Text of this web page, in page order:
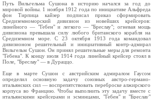
Путь Вильгельма Сушона в историю начался за год до
мировой войны. 1 ноября 1912 года по инициативе Альфреда
фон Тирпица кайзер подписал приказ сформировать
Средиземноморский дивизион из новейших крейсеров:
линейного — "Гебен" и легкого — "Бреслау"; огневая мощь
дивизиона превышала силу любого британского корабля на
Средиземном море. С 23 октября 1913 года командовал
дивизионом решительный и инициативный контр-адмирал
Вильгельм Сушон. Он принял решительные меры для ремонта
"Гебена". К концу июля 1914 года линейный крейсер стоял в
Поле, "Бреслау" — в Дураццо.
Еще в марте Сушон с австрийским адмиралом Гаусом
определил основную задачу союзных австро-германо-
итальянских сил — воспрепятствовать переброске алжирского
корпуса во Францию. Чтобы выполнить эту задачу вместе с
итальянскими крейсерами и эсминцами, "Гебен" и "Бреслау"